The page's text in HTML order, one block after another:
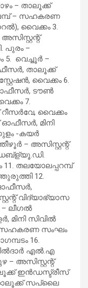
– താലൂക്ക്
– സഹകരണ
വൈക്കം 3.
പുരം –
വെച്ചൂര്‍ –
താലൂക്ക്
വൈക്കം 6.
ടൗണ്‍
7.
വൈക്കം
ഓഫീസര്‍, മിനി
-കയര്‍
– അസിസ്റ്റന്റ്
തലയോലപ്പറമ്പ്
12.
വിദ്യാഭ്യാസ
ലീഗല്‍
മിനി സിവില്‍
-സഹകരണ സംഘം
16.
എല്‍.എ
– അസിസ്റ്റന്റ്
ഇന്‍ഡസ്ട്രീസ്
താലൂക്ക് സപ്ലൈ